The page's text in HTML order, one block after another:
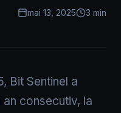
mai 13, 2025 3 min
Bit Sentinel a
consecutiv, la